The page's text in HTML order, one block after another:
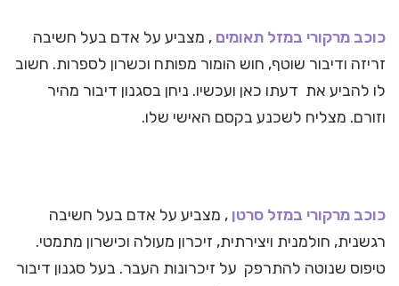
כוכב מרקורי במזל תאומים , מצביע על אדם בעל חשיבה
זריזה ודיבור שוטף, חוש הומור מפותח וכשרון לספרות. חשוב
לו להביע את דעתו כאן ועכשיו. ניחן בסגנון דיבור מהיר
וזורם. מצליח לשכנע בקסם האישי שלו.
כוכב מרקורי במזל סרטן , מצביע על אדם בעל חשיבה
רגשנית, חולמנית ויצירתית, זיכרון מעולה וכישרון מתמטי.
טיפוס שנוטה להתרפק על זיכרונות העבר. בעל סגנון דיבור